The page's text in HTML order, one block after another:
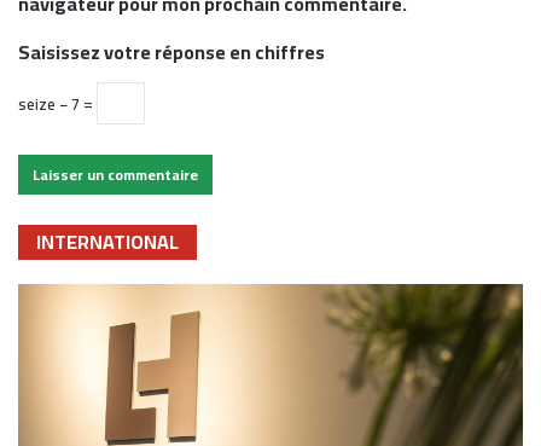
Saisissez votre réponse en chiffres
seize − 7 =
INTERNATIONAL